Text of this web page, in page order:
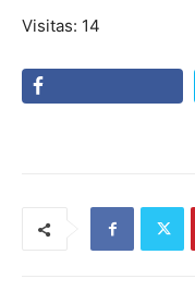
Visitas: 14